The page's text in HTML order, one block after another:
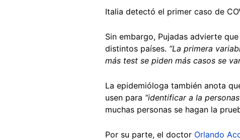
Italia detectó el primer caso de
Sin embargo, Pujadas advierte que
distintos países. “La primera
más test se piden más casos se
La epidemióloga también anota
usen para “identificar a la
muchas personas se hagan la
Por su parte, el doctor Orlando